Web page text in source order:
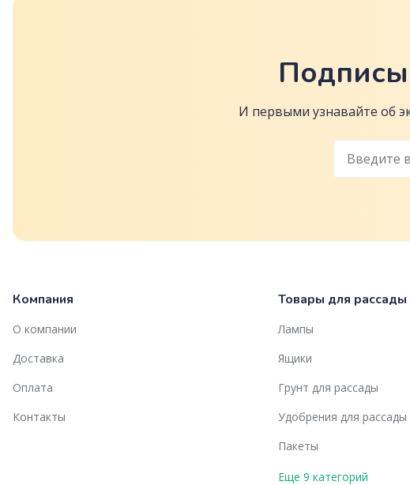
И первыми узнавайте об
Компания
О компании
Доставка
Оплата
Контакты
Товары для рассады
Лампы
Ящики
Грунт для рассады
Удобрения для рассады
Пакеты
Еще 9 категорий